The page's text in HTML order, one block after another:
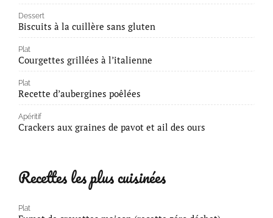
Dessert
Biscuits à la cuillère sans gluten
Plat
Courgettes grillées à l’italienne
Plat
Recette d’aubergines poêlées
Apéritif
Crackers aux graines de pavot et ail des ours
Recettes les plus cuisinées
Plat